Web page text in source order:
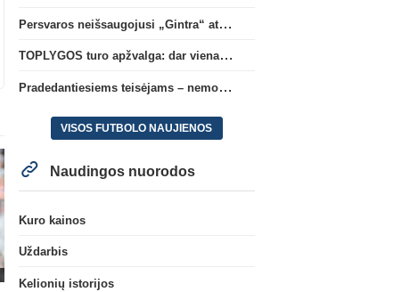
Persvaros neišsaugojusi „Gintra“ atrankos pusfinalyje nusileido Škotijos čempionėms
TOPLYGOS turo apžvalga: dar vienas naujas lyderis
Pradedantiesiems teisėjams – nemokamas seminaras Vilniuje šį penktadienį
VISOS FUTBOLO NAUJIENOS
Naudingos nuorodos
Kuro kainos
Uždarbis
Kelionių istorijos